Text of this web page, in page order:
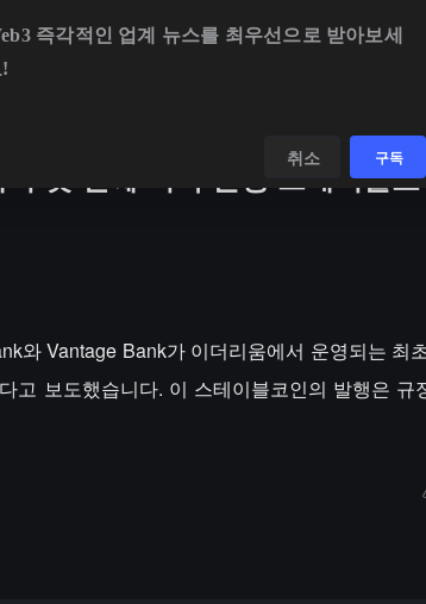
첫 번째 미국 은행 스테이블
와 Vantage Bank가 이더리움에서 운영되는 최
고 보도했습니다. 이 스테이블코인의 발행은 규
즉각적인 업계 뉴스를 최우선으로 받아보세
취소 구독